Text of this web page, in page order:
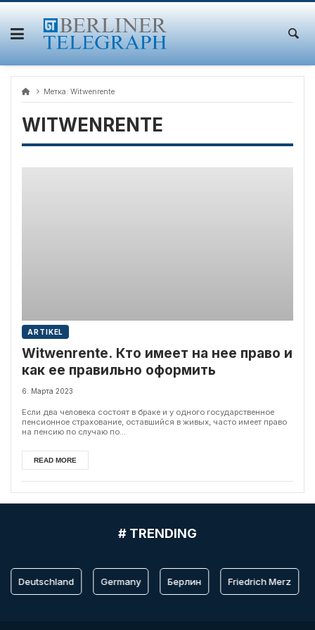
Skip
content
Метка: Witwenrente
WITWENRENTE
ARTIKEL
Witwenrente. Кто имеет на нее право и
как ее правильно оформить
6. Марта 2023
Если два человека состоят в браке и у одного государственное
пенсионное страхование, оставшийся в живых, часто имеет право
на пенсию по случаю по...
READ MORE
# TRENDING
Deutschland Germany Берлин Friedrich Merz